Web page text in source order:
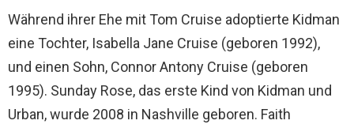
Während ihrer Ehe mit Tom Cruise adoptierte Kidman
eine Tochter, Isabella Jane Cruise (geboren 1992),
und einen Sohn, Connor Antony Cruise (geboren
1995). Sunday Rose, das erste Kind von Kidman und
Urban, wurde 2008 in Nashville geboren. Faith